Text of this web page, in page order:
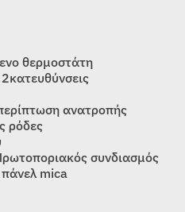
θερμοστάτη
ανατροπής
ρόδες
συνδιασμός
πάνελ mica